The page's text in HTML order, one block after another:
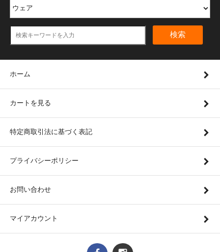
検索
ホーム
カートを見る
特定商取引法に基づく表記
プライバシーポリシー
お問い合わせ
マイアカウント